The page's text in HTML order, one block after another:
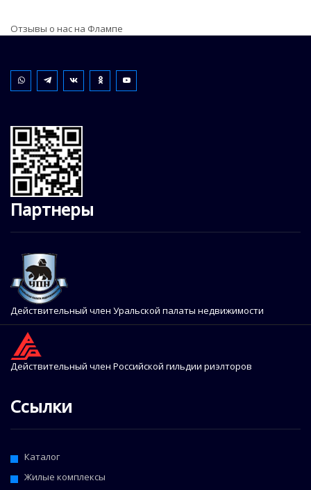
Отзывы о нас на Флампе
Партнеры
Действительный член Уральской палаты недвижимости
Действительный член Российской гильдии риэлторов
Ссылки
Каталог
Жилые комплексы